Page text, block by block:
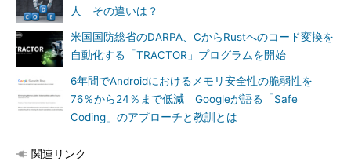
人 その違いは？
米国国防総省のDARPA、CからRustへのコード変換を
自動化する「TRACTOR」プログラムを開始
6年間でAndroidにおけるメモリ安全性の脆弱性を
76％から24％まで低減 Googleが語る「Safe
Coding」のアプローチと教訓とは
関連リンク